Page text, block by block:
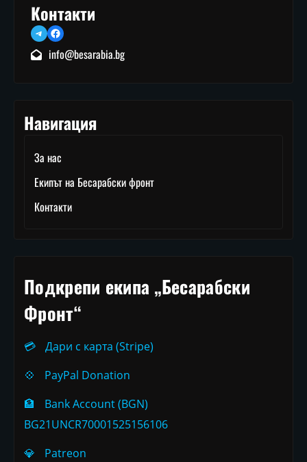
Контакти
TelegramFacebook
info@besarabia.bg
Навигация
За нас
Екипът на Бесарабски фронт
Контакти
Подкрепи екипа „Бесарабски
Фронт“
💳
Дари с карта (Stripe)
💠
PayPal Donation
🏦
Bank Account (BGN)
BG21UNCR70001525156106
💎
Patreon